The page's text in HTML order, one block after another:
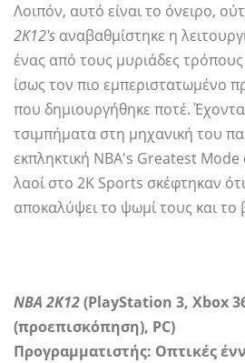
Λοιπόν, αυτό είναι το όνειρο,
2K12's αναβαθμίστηκε η
ένας από τους μυριάδες
ίσως τον πιο εμπεριστατωμένο
που δημιουργήθηκε ποτέ.
τσιμπήματα στη μηχανική του
εκπληκτική NBA's Greatest
λαοί στο 2K Sports σκέφτηκαν
αποκαλύψει το ψωμί τους και
ΝΒΑ 2Κ12(PlayStation 3, Xbox
(προεπισκόπηση), PC)
Προγραμματιστής: Οπτικές